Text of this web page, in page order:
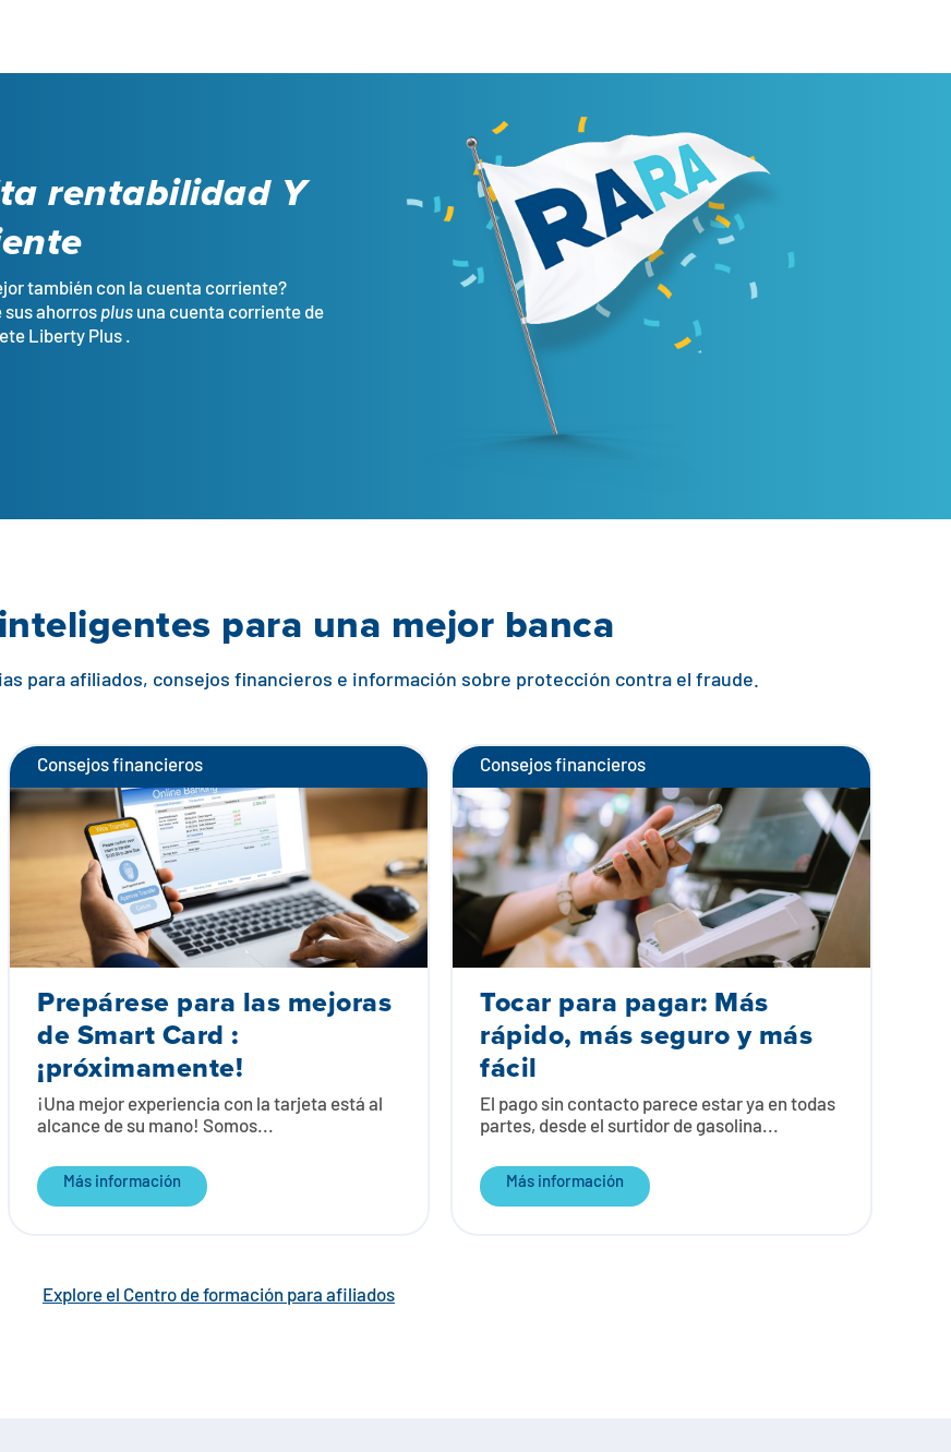
rentabilidad Y
también con la cuenta corriente?
sus ahorros plusuna cuenta corriente de
Liberty Plus .
para una mejor banca
para afiliados, consejos financieros e información sobre protección contra el fraude.
Consejos financieros
Prepárese para las mejoras
de Smart Card :
¡próximamente!
¡Una mejor experiencia con la tarjeta está al
alcance de su mano! Somos...
Más información
Consejos financieros
Tocar para pagar: Más
rápido, más seguro y más
fácil
El pago sin contacto parece estar ya en todas
partes, desde el surtidor de gasolina...
Más información
Explore el Centro de formación para afiliados